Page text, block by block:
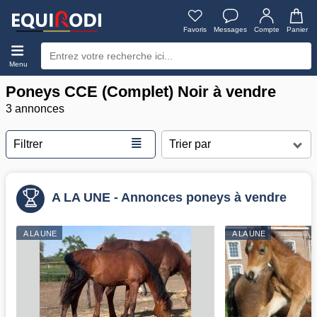
Favoris Messages Compte Panier
Menu
Poneys CCE (Complet) Noir à vendre
3 annonces
Filtrer ≣
A LA UNE - Annonces poneys à vendre
A LA UNE A LA UNE